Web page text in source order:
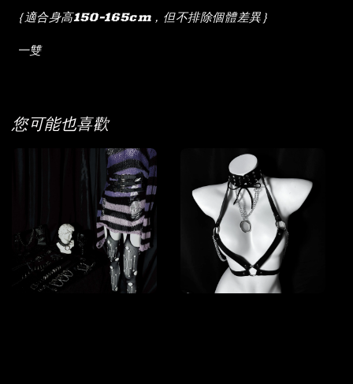
｛適合身高150-165cm，但不排除個體差異｝
一雙
您可能也喜歡